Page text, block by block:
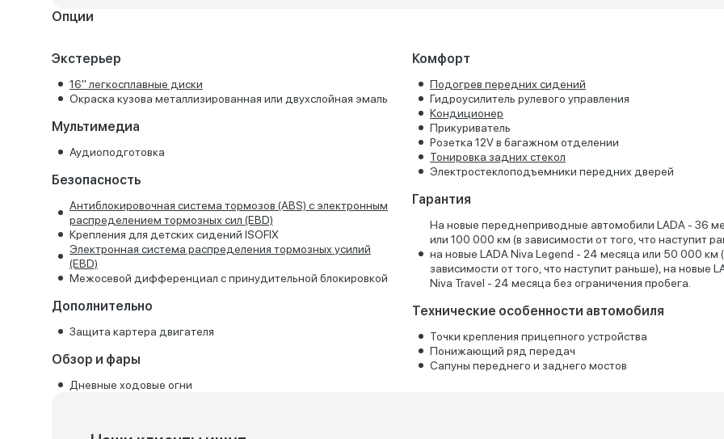
Опции
Экстерьер
16'' легкосплавные диски
Окраска кузова металлизированная или двухслойная эмаль
Мультимедиа
Аудиоподготовка
Безопасность
Антиблокировочная система тормозов (ABS) с электронным
распределением тормозных сил (EBD)
Крепления для детских сидений ISOFIX
Электронная система распределения тормозных усилий
(EBD)
Межосевой дифференциал с принудительной блокировкой
Дополнительно
Защита картера двигателя
Обзор и фары
Дневные ходовые огни
Комфорт
Подогрев передних сидений
Гидроусилитель рулевого управления
Кондиционер
Прикуриватель
Розетка 12V в багажном отделении
Тонировка задних стекол
Электростеклоподъемники передних дверей
Гарантия
На новые переднеприводные автомобили LADA - 36
или 100 000 км (в зависимости от того, что наступит
на новые LADA Niva Legend - 24 месяца или 50 000 км
зависимости от того, что наступит раньше), на новые
Niva Travel - 24 месяца без ограничения пробега.
Технические особенности автомобиля
Точки крепления прицепного устройства
Понижающий ряд передач
Сапуны переднего и заднего мостов